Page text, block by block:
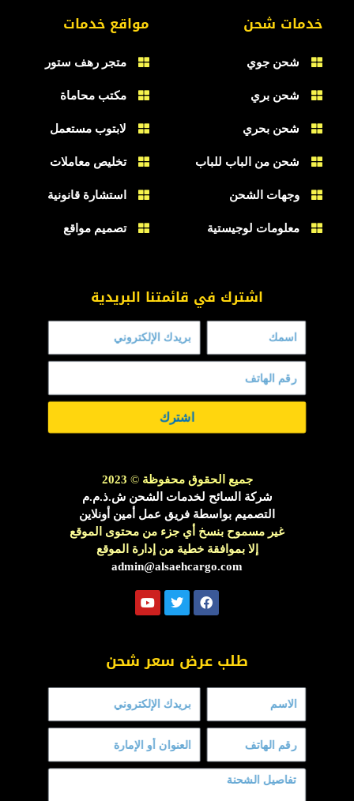
خدمات شحن
شحن جوي
شحن بري
شحن بحري
شحن من الباب للباب
وجهات الشحن
معلومات لوجيستية
مواقع خدمات
متجر رهف ستور
مكتب محاماة
لابتوب مستعمل
تخليص معاملات
استشارة قانونية
تصميم مواقع
اشترك في قائمتنا البريدية
اشترك
جميع الحقوق محفوظة©
2023
شركة السائح لخدمات الشحن ش.ذ.م.م
التصميم بواسطة فريق عمل أمين أونلاين
غير مسموح بنسخ أي جزء من محتوى الموقع
إلا بموافقة خطية من إدارة الموقع
admin@alsaehcargo.com
F
a
o
o
k
T
w
e
Y
o
b
e
طلب عرض سعر شحن